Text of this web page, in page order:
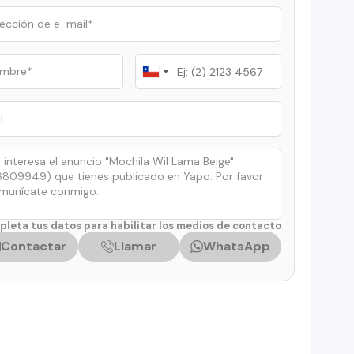
Chile
+56
tus datos para habilitar los medios de contacto
Contactar Llamar WhatsApp